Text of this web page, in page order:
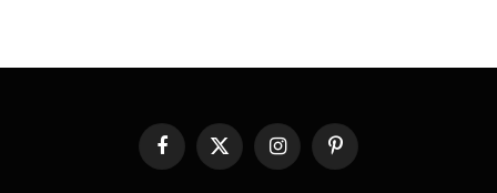
Facebook
X
InstagramPinterest